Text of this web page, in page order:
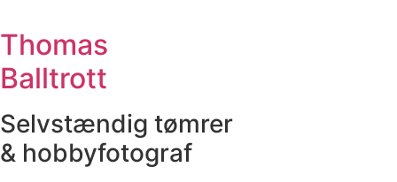
til
indhold
Thomas
Balltrott
Selvstændig tømrer
& hobbyfotograf